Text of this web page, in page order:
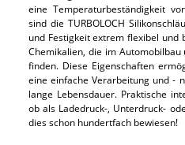
eine Temperaturbeständigkeit
sind die TURBOLOCH
und Festigkeit extrem flexibel und
Chemikalien, die im
finden. Diese Eigenschaften
eine einfache Verarbeitung und -
lange Lebensdauer. Praktische
ob als Ladedruck-, Unterdruck-
dies schon hundertfach bewiesen!